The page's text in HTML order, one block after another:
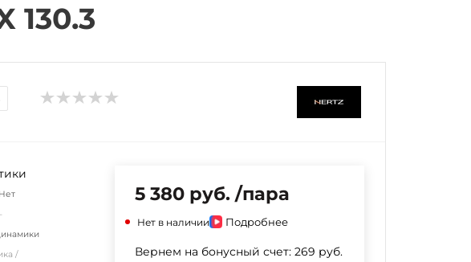
130.3
Нет
/
5 380 руб. /пара
Нет в наличии Подробнее
Вернем на бонусный счет: 269 руб.